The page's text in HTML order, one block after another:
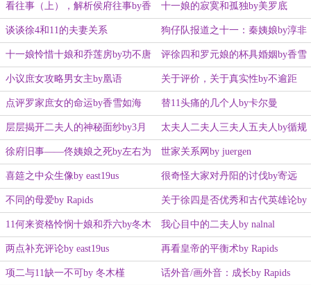
看往事（上），解析侯府往事by香
雪如海
十一娘的寂寞和孤独by美罗底
谈谈徐4和11的夫妻关系 狗仔队报道之十一：秦姨娘by淳非
颜
十一娘怜惜十娘和乔莲房by功不唐
捐
评徐四和罗元娘的杯具婚姻by香雪
如海
小议庶女攻略男女主by凰语 关于评价，关于真实性by不逾距
点评罗家庶女的命运by香雪如海 替11头痛的几个人by卡尔曼
层层揭开二夫人的神秘面纱by3月
晴天
太夫人二夫人三夫人五夫人by循规
蹈矩乐
徐府旧事——佟姨娘之死by左右为
难的火星
世家关系网by juergen
喜筵之中众生像by east19us 很奇怪大家对丹阳的讨伐by寄远
不同的母爱by Rapids 关于徐四是否优秀和古代英雄论by
无人询问
11何来资格怜悯十娘和乔六by冬木
槿
我心目中的二夫人by nalnal
两点补充评论by east19us 再看皇帝的平衡术by Rapids
项二与11缺一不可by 冬木槿 话外音/画外音：成长by Rapids